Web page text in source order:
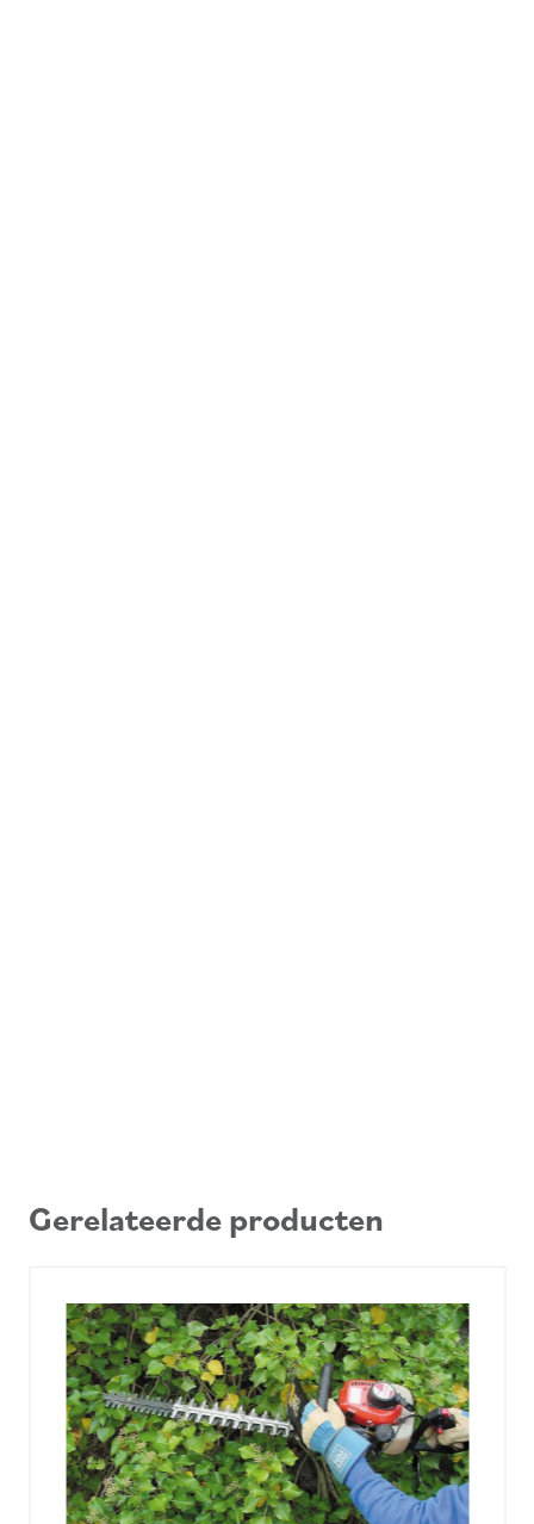
Gerelateerde producten